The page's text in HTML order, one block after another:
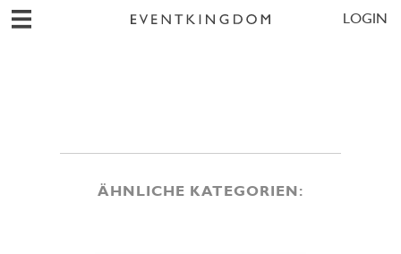
LOGIN
ÄHNLICHE KATEGORIEN: